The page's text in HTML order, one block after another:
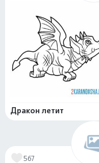
Дракон летит
567